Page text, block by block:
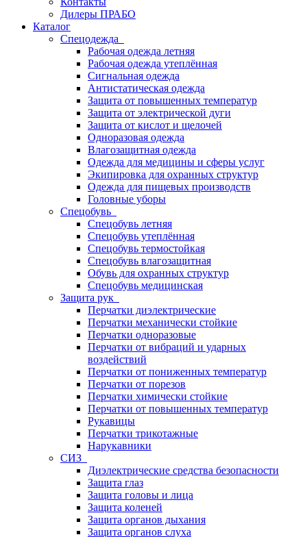
Дилеры ПРАБО
Каталог
Спецодежда
Рабочая одежда летняя
Рабочая одежда утеплённая
Сигнальная одежда
Антистатическая одежда
Защита от повышенных температур
Защита от электрической дуги
Защита от кислот и щелочей
Одноразовая одежда
Влагозащитная одежда
Одежда для медицины и сферы услуг
Экипировка для охранных структур
Одежда для пищевых производств
Головные уборы
Спецобувь
Спецобувь летняя
Спецобувь утеплённая
Спецобувь термостойкая
Спецобувь влагозащитная
Обувь для охранных структур
Спецобувь медицинская
Защита рук
Перчатки диэлектрические
Перчатки механически стойкие
Перчатки одноразовые
Перчатки от вибраций и ударных
воздействий
Перчатки от пониженных температур
Перчатки от порезов
Перчатки химически стойкие
Перчатки от повышенных температур
Рукавицы
Перчатки трикотажные
Нарукавники
СИЗ
Диэлектрические средства безопасности
Защита глаз
Защита головы и лица
Защита коленей
Защита органов дыхания
Защита органов слуха